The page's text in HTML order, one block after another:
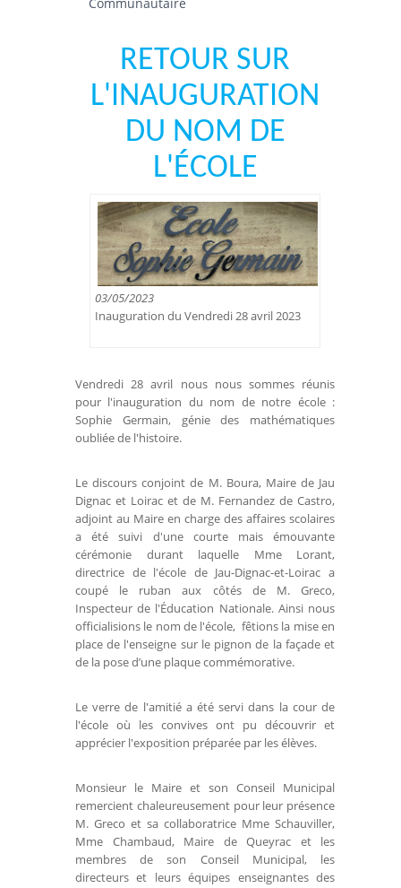
RETOUR SUR
L'INAUGURATION
DU NOM DE
L'ÉCOLE
03/05/2023
Inauguration du Vendredi 28 avril 2023
Vendredi 28 avril nous nous sommes réunis
pour l'inauguration du nom de notre école :
Sophie Germain, génie des mathématiques
oubliée de l'histoire.
Le discours conjoint de M. Boura, Maire de Jau
Dignac et Loirac et de M. Fernandez de Castro,
adjoint au Maire en charge des affaires scolaires
a été suivi d'une courte mais émouvante
cérémonie durant laquelle Mme Lorant,
directrice de l'école de Jau-Dignac-et-Loirac a
coupé le ruban aux côtés de M. Greco,
Inspecteur de l'Éducation Nationale. Ainsi nous
officialisions le nom de l'école, fêtions la mise en
place de l'enseigne sur le pignon de la façade et
de la pose d’une plaque commémorative.
Le verre de l'amitié a été servi dans la cour de
l'école où les convives ont pu découvrir et
apprécier l'exposition préparée par les élèves.
Monsieur le Maire et son Conseil Municipal
remercient chaleureusement pour leur présence
M. Greco et sa collaboratrice Mme Schauviller,
Mme Chambaud, Maire de Queyrac et les
membres de son Conseil Municipal, les
directeurs et leurs équipes enseignantes des